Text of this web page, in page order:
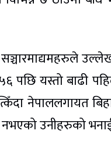
पछि यस्तो बाढी
नेपाललगायत
उनीहरुको